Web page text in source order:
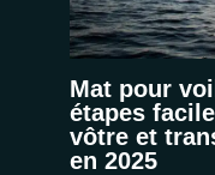
Mat pour
étapes
vôtre et
en 2025